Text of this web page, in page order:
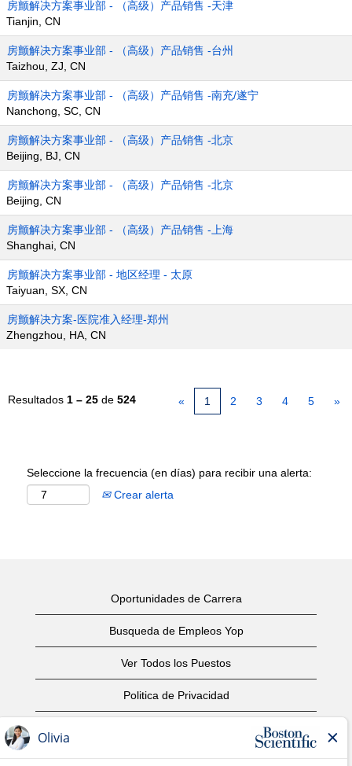
房颤解决方案事业部 - （高级）产品销售 -天津
Tianjin, CN
房颤解决方案事业部 - （高级）产品销售 -台州
Taizhou, ZJ, CN
房颤解决方案事业部 - （高级）产品销售 -南充/遂宁
Nanchong, SC, CN
房颤解决方案事业部 - （高级）产品销售 -北京
Beijing, BJ, CN
房颤解决方案事业部 - （高级）产品销售 -北京
Beijing, CN
房颤解决方案事业部 - （高级）产品销售 -上海
Shanghai, CN
房颤解决方案事业部 - 地区经理 - 太原
Taiyuan, SX, CN
房颤解决方案-医院准入经理-郑州
Zhengzhou, HA, CN
Resultados 1 – 25 de 524 « 1 2 3 4 5 »
Seleccione la frecuencia (en días) para recibir una alerta:
Crear alerta
Oportunidades de Carrera
Busqueda de Empleos Yop
Ver Todos los Puestos
Politica de Privacidad
Aviso de Derechos de Autor